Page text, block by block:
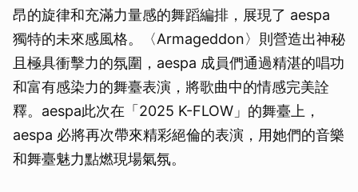
昂的旋律和充滿力量感的舞蹈編排，展現了 aespa
獨特的未來感風格。〈Armageddon〉則營造出神秘
且極具衝擊力的氛圍，aespa 成員們通過精湛的唱功
和富有感染力的舞臺表演，將歌曲中的情感完美詮
釋。aespa此次在「2025 K-FLOW」的舞臺上，
aespa 必將再次帶來精彩絕倫的表演，用她們的音樂
和舞臺魅力點燃現場氣氛。